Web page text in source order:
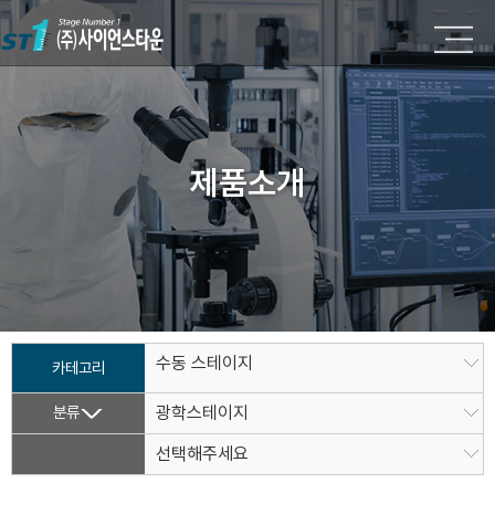
제품소개
카테고리 수동 스테이지
분류
광학스테이지
선택해주세요